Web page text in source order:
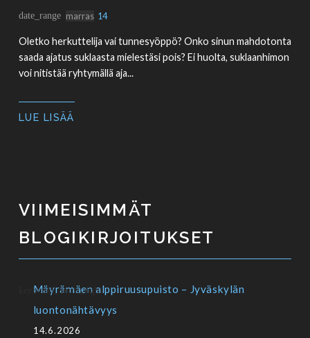
date_range marras 14
Oletko herkuttelija vai tunnesyöppö? Onko sinun mahdotonta
saada ajatus suklaasta mielestäsi pois? Ei huolta, suklaanhimon
voi nitistää ryhtymällä aja...
LUE LISÄÄ
VIIMEISIMMÄT
BLOGIKIRJOITUKSET
Mäyrämäen alppiruusupuisto – Jyväskylän
luontonähtävyys
14.6.2026